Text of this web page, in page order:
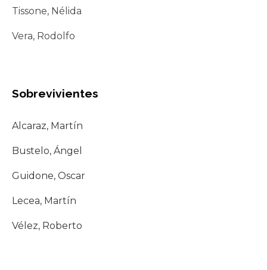
Tissone, Nélida
Vera, Rodolfo
Sobrevivientes
Alcaraz, Martín
Bustelo, Ángel
Guidone, Oscar
Lecea, Martín
Vélez, Roberto